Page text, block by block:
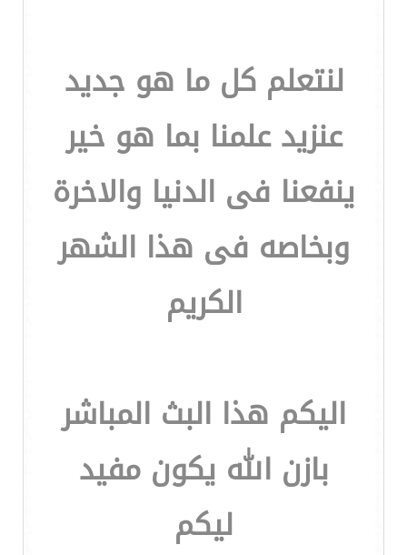
لنتعلم كل ما هو جديد
عنزيد علمنا بما هو خير
ينفعنا فى الدنيا والاخرة
وبخاصه فى هذا الشهر
الكريم
اليكم هذا البث المباشر
بازن الله يكون مفيد
ليكم